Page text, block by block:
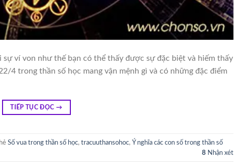
sự ví von như thế bạn có thể thấy được sự đặc biệt và hiếm thấy
4 trong thần số học mang vận mệnh gì và có những đặc điểm
TIẾP TỤC ĐỌC →
Số vua trong thần số học, tracuuthansohoc, Ý nghĩa các con số trong thần số
8 Nhận xét